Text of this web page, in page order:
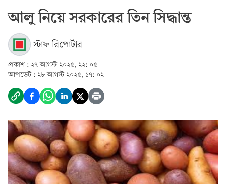
আলু নিয়ে সরকারের তিন সিদ্ধান্ত
স্টাফ রিপোর্টার
প্রকাশ : ২৭ আগস্ট ২০২৫, ২২: ০৫
আপডেট : ২৮ আগস্ট ২০২৫, ১৭: ০২